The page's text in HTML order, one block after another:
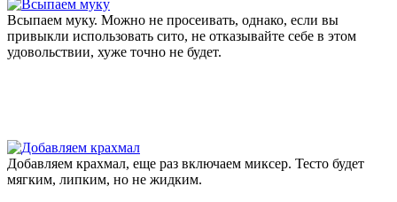
Всыпаем муку. Можно не просеивать, однако, если вы
привыкли использовать сито, не отказывайте себе в этом
удовольствии, хуже точно не будет.
Добавляем крахмал, еще раз включаем миксер. Тесто будет
мягким, липким, но не жидким.